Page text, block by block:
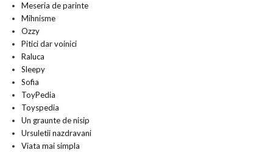
Meseria de parinte
Mihnisme
Ozzy
Pitici dar voinici
Raluca
Sleepy
Sofia
ToyPedia
Toyspedia
Un graunte de nisip
Ursuletii nazdravani
Viata mai simpla